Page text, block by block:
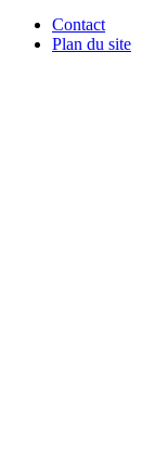
Contact
Plan du site